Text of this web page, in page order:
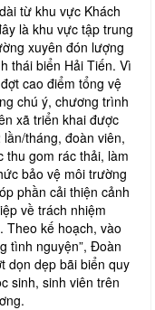
từ khu vực Khách
là khu vực tập trung
xuyên đón lượng
thái biển Hải Tiến. Vì
cao điểm tổng vệ
chú ý, chương trình
xã triển khai được
tháng, đoàn viên,
thu gom rác thải, làm
bảo vệ môi trường
phần cải thiện cảnh
về trách nhiệm
Theo kế hoạch, vào
tình nguyện”, Đoàn
dọn dẹp bãi biển quy
sinh, sinh viên trên